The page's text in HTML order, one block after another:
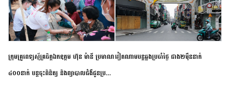
សិក្សានាពេលខាងមុខ
នៃភាពស្អិតរមួត និង
ការប្តេជ្ញាចិត្ត
ពិគ្រោះជំងឺទូទៅ និងផ្តល់
ថ្នាំពេទ្យជូនប្រជាពលរដ្ឋ
រស់នៅសង្កាត់បឹងកុក
ក្រុមគ្រូពេទ្យស្ម័គ្រចិត្តឯកឧត្តម ហ៊ុន ម៉ានី ប្រមាណ
៤០០នាក់ បន្តចុះពិនិត្យ និងព្យាបាលជំងឺជូនប្រជា
វៀតណាម​បន្ត​ឆ្លង​ប្រចាំថ្ងៃ​ ​ជាង​២​ម៉ឺន​នាក់​